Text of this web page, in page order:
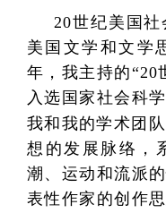
20世纪美国
美国文学和文学
年，我主持的“20
入选国家社会科
我和我的学术团
想的发展脉络，
潮、运动和流派
表性作家的创作